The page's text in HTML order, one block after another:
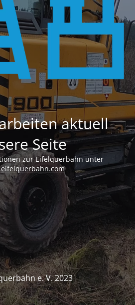
aktuell
Seite
zur Eifelquerbahn unter
e. V. 2023